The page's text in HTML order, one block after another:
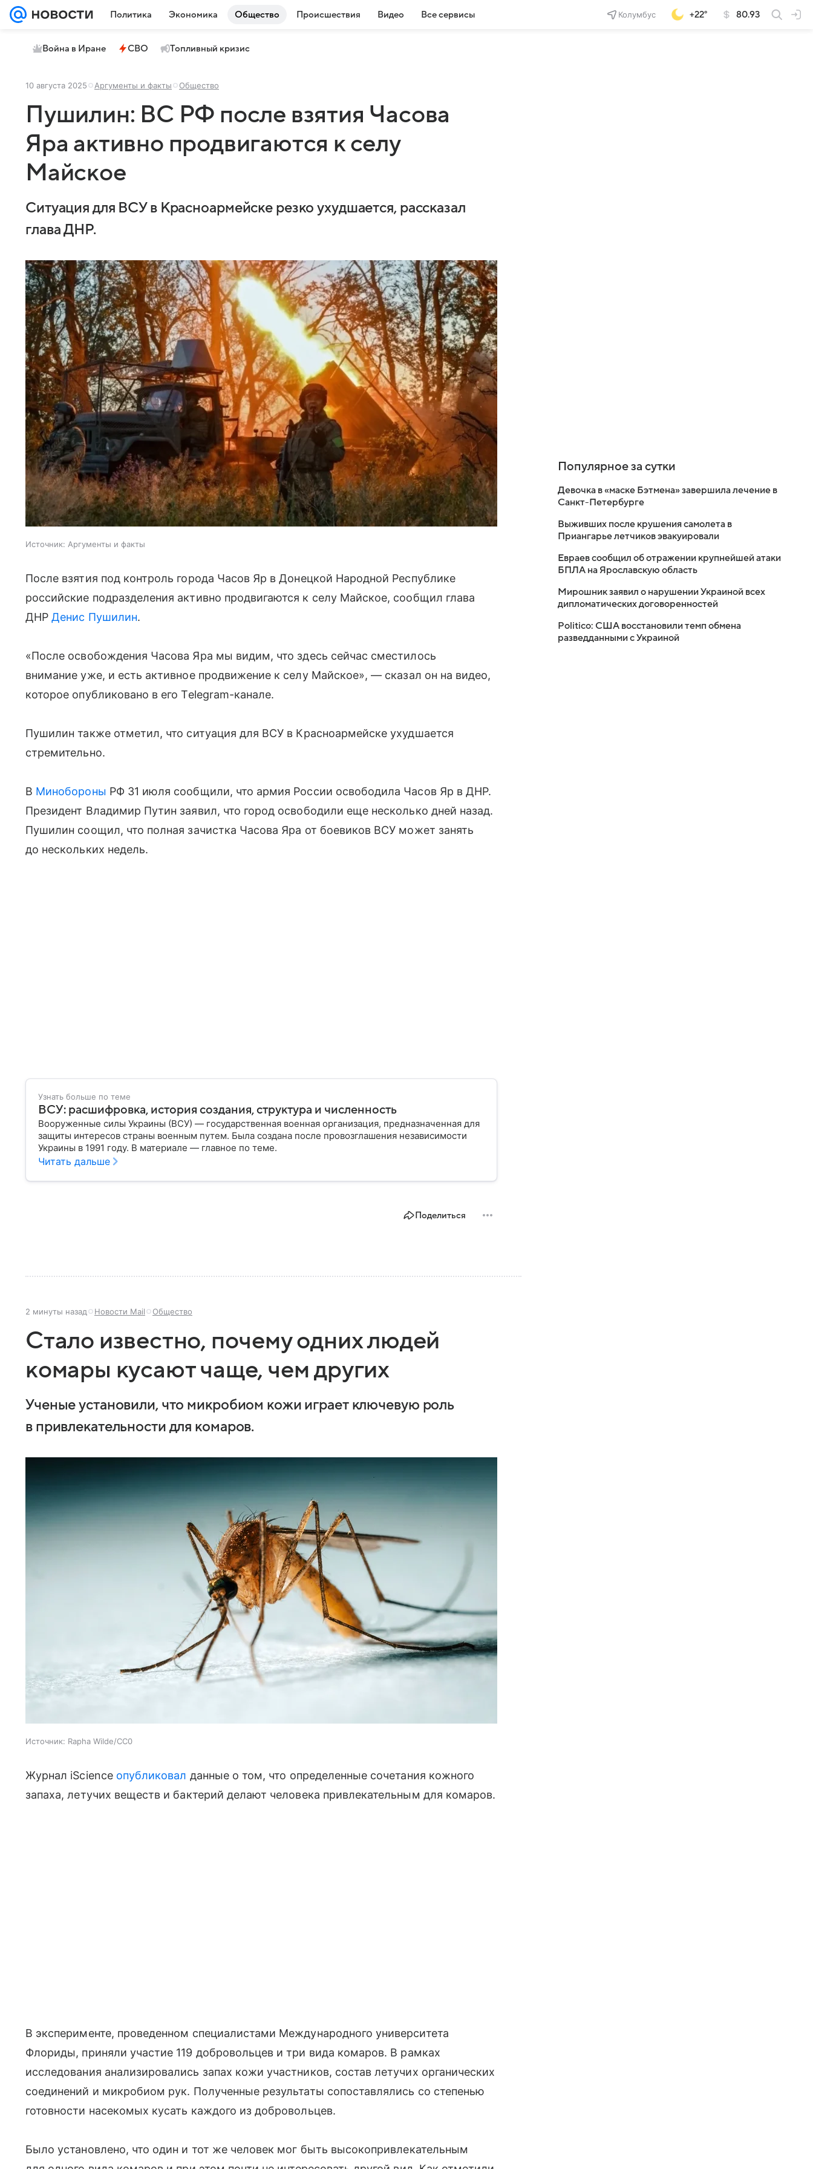
Политика Экономика Общество Происшествия Видео Все сервисы Колумбус +22° 80.93
Война в Иране СВО Топливный кризис
10 августа 2025 Аргументы и факты Общество
Пушилин: ВС РФ после взятия Часова
Яра активно продвигаются к селу
Майское
Ситуация для ВСУ в Красноармейске резко ухудшается, рассказал
глава ДНР.
Источник: Аргументы и факты
После взятия под контроль города Часов Яр в Донецкой Народной Республике
российские подразделения активно продвигаются к селу Майское, сообщил глава
ДНРДенис Пушилин.
«После освобождения Часова Яра мы видим, что здесь сейчас сместилось
внимание уже, и есть активное продвижение к селу Майское», — сказал он на видео,
которое опубликовано в его Telegram-канале.
Пушилин также отметил, что ситуация для ВСУ в Красноармейске ухудшается
стремительно.
В Минобороны РФ 31 июля сообщили, что армия России освободила Часов Яр в ДНР.
Президент Владимир Путин заявил, что город освободили еще несколько дней назад.
Пушилин соощил, что полная зачистка Часова Яра от боевиков ВСУ может занять
до нескольких недель.
Узнать больше по теме
ВСУ: расшифровка, история создания, структура и численность
Вооруженные силы Украины (ВСУ) — государственная военная организация, предназначенная для
защиты интересов страны военным путем. Была создана после провозглашения независимости
Украины в 1991 году. В материале — главное по теме.
Читать дальше
Поделиться
2 минуты назад Новости Mail Общество
Стало известно, почему одних людей
комары кусают чаще, чем других
Ученые установили, что микробиом кожи играет ключевую роль
в привлекательности для комаров.
Источник: Rapha Wilde/CC0
Журнал iScience опубликовал данные о том, что определенные сочетания кожного
запаха, летучих веществ и бактерий делают человека привлекательным для комаров.
В эксперименте, проведенном специалистами Международного университета
Флориды, приняли участие 119 добровольцев и три вида комаров. В рамках
исследования анализировались запах кожи участников, состав летучих органических
соединений и микробиом рук. Полученные результаты сопоставлялись со степенью
готовности насекомых кусать каждого из добровольцев.
Было установлено, что один и тот же человек мог быть высокопривлекательным
Популярное за сутки
Девочка в «маске Бэтмена» завершила лечение в
Санкт-Петербурге
Выживших после крушения самолета в
Приангарье летчиков эвакуировали
Евраев сообщил об отражении крупнейшей атаки
БПЛА на Ярославскую область
Мирошник заявил о нарушении Украиной всех
дипломатических договоренностей
Politico: США восстановили темп обмена
разведданными с Украиной